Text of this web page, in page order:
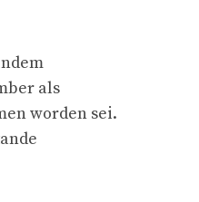
als
worden sei.